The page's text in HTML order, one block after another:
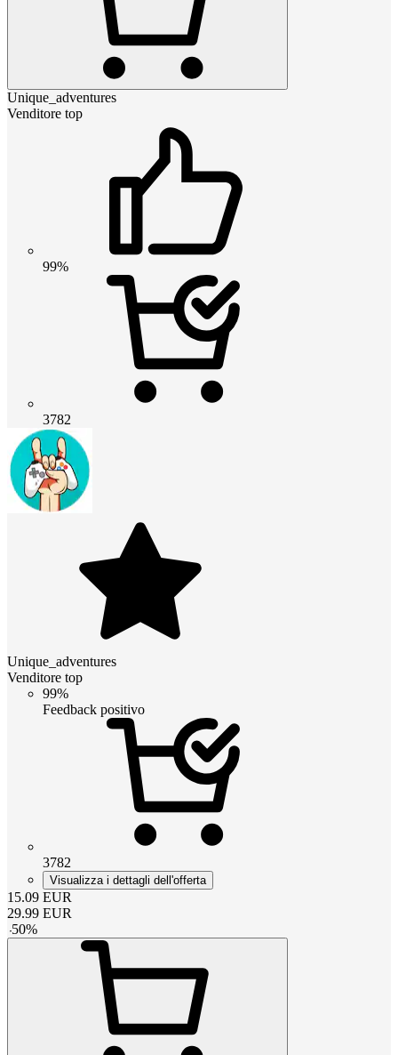
Unique_adventures
Venditore top
99%
3782
Unique_adventures
Venditore top
99%
Feedback positivo
3782
Visualizza i dettagli dell'offerta
15.09 EUR
29.99 EUR
-50%